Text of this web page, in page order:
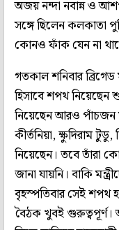
অজয় নন্দা নবান্ন ও
সঙ্গে ছিলেন কলকাতা
কোনও ফাঁক যেন না
গতকাল শনিবার ব্রিগেড
হিসাবে শপথ নিয়েছেন
নিয়েছেন আরও পাঁচজন
কীর্তনিয়া, ক্ষুদিরাম টুডু,
নিয়েছেন। তবে তাঁরা
জানা যায়নি। বাকি
বৃহস্পতিবার সেই শপথ
বৈঠক খুবই গুরুত্বপূর্ণ।